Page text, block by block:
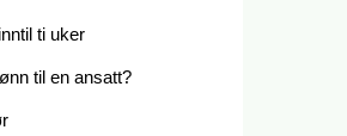
ti uker
til en ansatt?